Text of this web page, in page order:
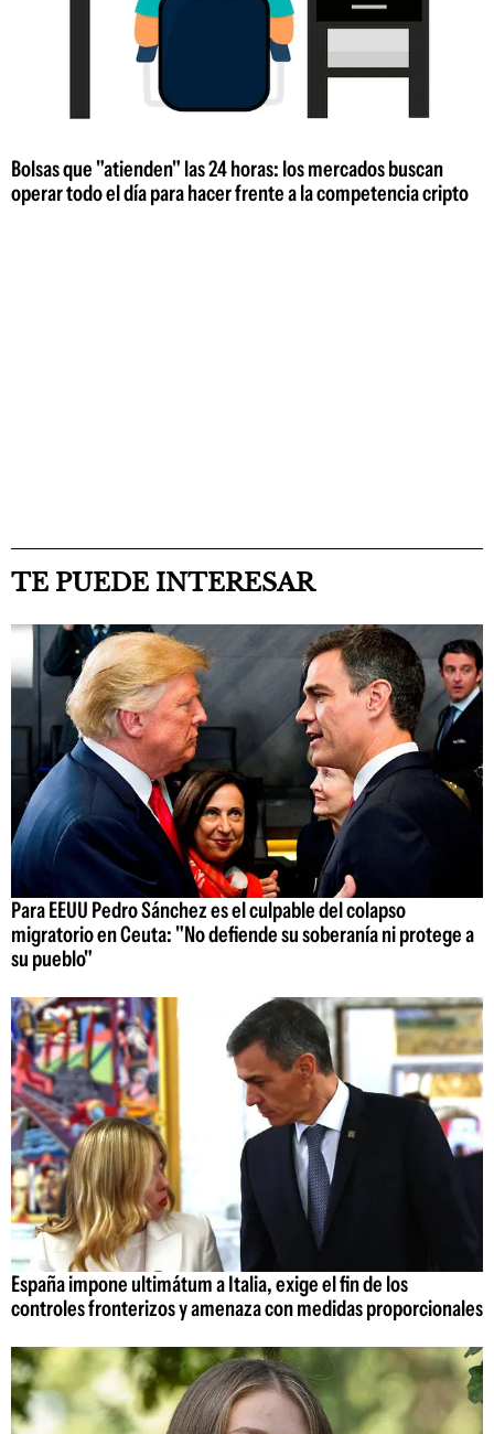
Bolsas que "atienden" las 24 horas: los mercados buscan
operar todo el día para hacer frente a la competencia cripto
TE PUEDE INTERESAR
Para EEUU Pedro Sánchez es el culpable del colapso
migratorio en Ceuta: "No defiende su soberanía ni protege a
su pueblo"
España impone ultimátum a Italia, exige el fin de los
controles fronterizos y amenaza con medidas proporcionales